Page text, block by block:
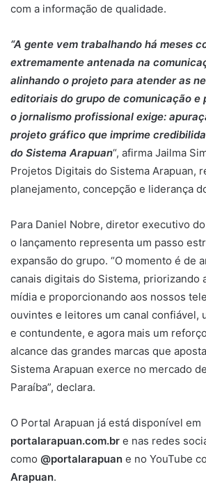
com a informação de qualidade.
“A gente vem trabalhando há meses
extremamente antenada na
alinhando o projeto para atender as
editoriais do grupo de comunicação e
o jornalismo profissional exige:
projeto gráfico que imprime
do Sistema Arapuan“, afirma Jailma
Projetos Digitais do Sistema Arapuan,
planejamento, concepção e liderança
Para Daniel Nobre, diretor executivo
o lançamento representa um passo
expansão do grupo. “O momento é de
canais digitais do Sistema, priorizando
mídia e proporcionando aos nossos
ouvintes e leitores um canal confiável,
e contundente, e agora mais um
alcance das grandes marcas que
Sistema Arapuan exerce no mercado
Paraíba”, declara.
O Portal Arapuan já está disponível em
portalarapuan.com.br e nas redes
como @portalarapuan e no YouTube
Arapuan.